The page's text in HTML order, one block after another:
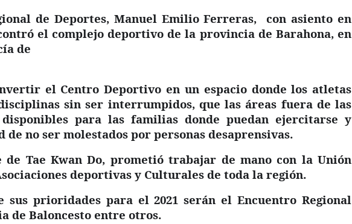
de Deportes, Manuel Emilio Ferreras,
con asiento en
el complejo deportivo de la provincia de Barahona, en
de
el Centro Deportivo en un espacio donde los atletas
sin ser interrumpidos, que las áreas fuera de las
para las familias donde puedan ejercitarse y
de no ser molestados por personas desaprensivas.
de Tae Kwan Do, prometió trabajar de mano con la Unión
deportivas y Culturales de toda la región.
sus prioridades para el 2021 serán el Encuentro Regional
de Baloncesto entre otros.